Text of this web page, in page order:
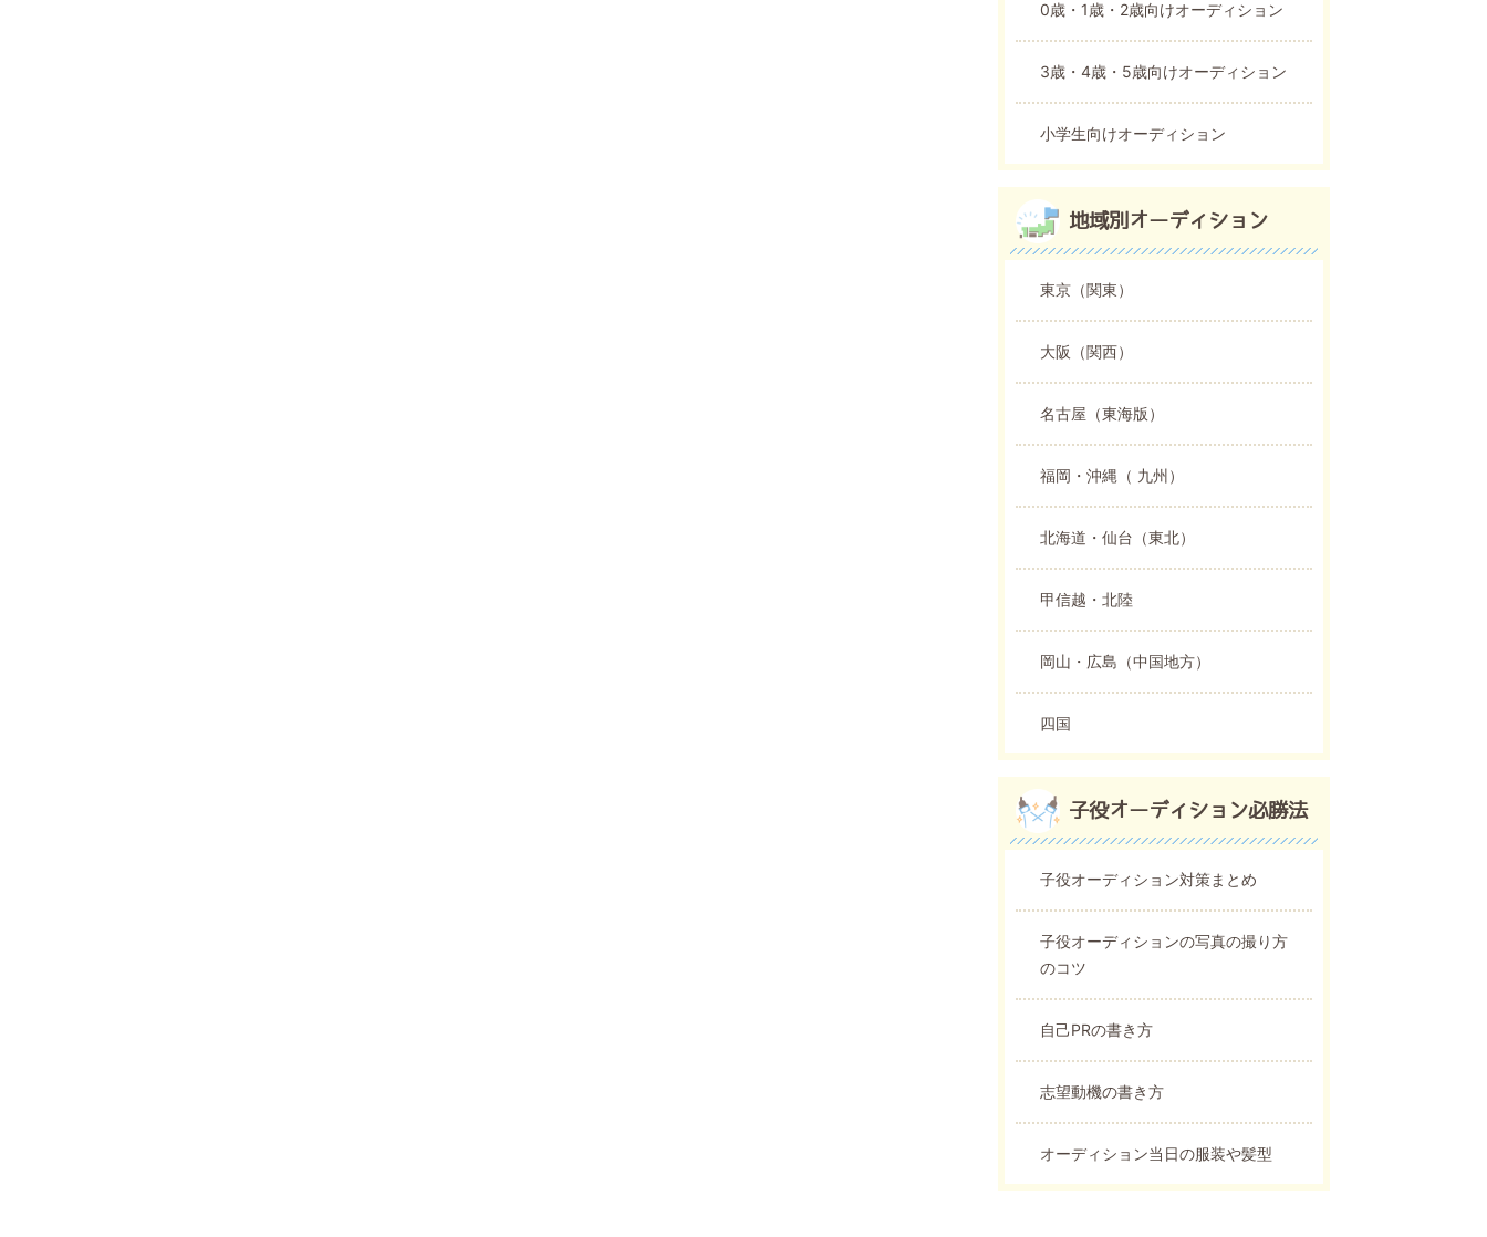
0歳・1歳・2歳向けオーディション
3歳・4歳・5歳向けオーディション
小学生向けオーディション
地域別オーディション
東京（関東）
大阪（関西）
名古屋（東海版）
福岡・沖縄（ 九州）
北海道・仙台（東北）
甲信越・北陸
岡山・広島（中国地方）
四国
子役オーディション必勝法
子役オーディション対策まとめ
子役オーディションの写真の撮り方
のコツ
自己PRの書き方
志望動機の書き方
オーディション当日の服装や髪型